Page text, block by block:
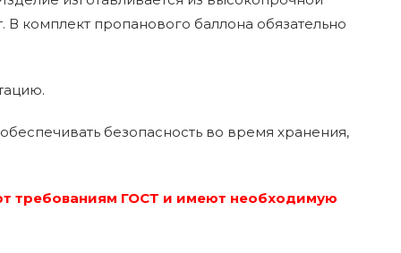
комплект пропанового баллона обязательно
безопасность во время хранения,
требованиям ГОСТ и имеют необходимую